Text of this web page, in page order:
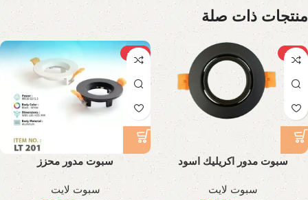
منتجات ذات صلة
-36%
سبوت مدور اكريليك اسود
سبوت لايت
-34%
سبوت مدور محزز
سبوت لايت